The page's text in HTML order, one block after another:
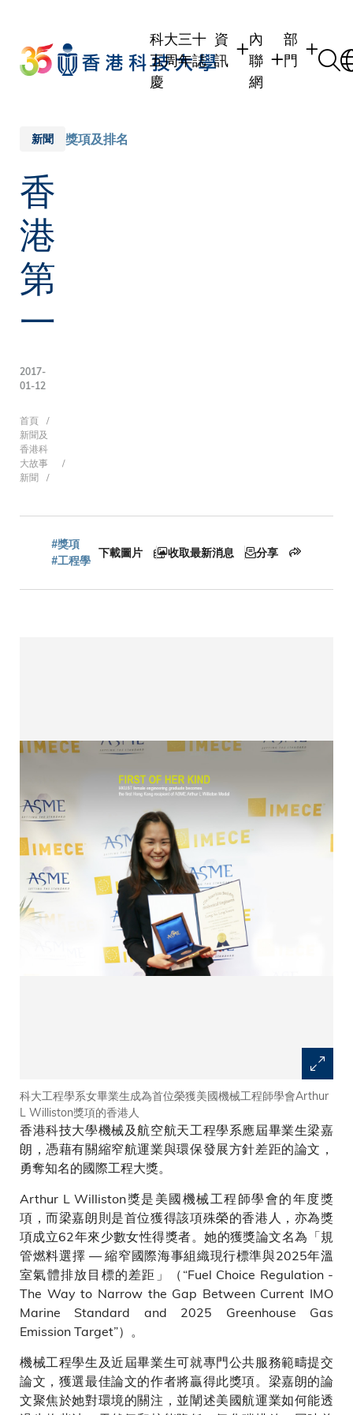
main
content
科大三十
五周年誌
慶
資
訊
內
聯
網
部
門
新聞 獎項及排名
香
港
第
一
2017-
01-12
導
航
連
首頁
新聞及
香港科
大故事
新聞
#獎項
#工程學
下載圖片 收取最新消息 分享
科大工程學系女畢業生成為首位榮獲美國機械工程師學會Arthur
L Williston獎項的香港人
香港科技大學機械及航空航天工程學系應屆畢業生梁嘉
朗，憑藉有關縮窄航運業與環保發展方針差距的論文，
勇奪知名的國際工程大獎。
Arthur L Williston獎是美國機械工程師學會的年度獎
項，而梁嘉朗則是首位獲得該項殊榮的香港人，亦為獎
項成立62年來少數女性得獎者。她的獲獎論文名為「規
管燃料選擇 — 縮窄國際海事組織現行標準與2025年溫
室氣體排放目標的差距」（“Fuel Choice Regulation -
The Way to Narrow the Gap Between Current IMO
Marine Standard and 2025 Greenhouse Gas
Emission Target”）。
機械工程學生及近屆畢業生可就專門公共服務範疇提交
論文，獲選最佳論文的作者將贏得此獎項。梁嘉朗的論
文聚焦於她對環境的關注，並闡述美國航運業如何能透